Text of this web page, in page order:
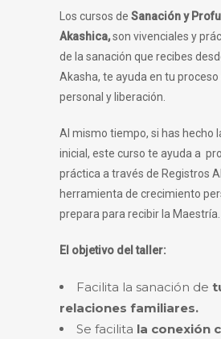
Los cursos de Sanación y
Akashica,son vivenciales y
de la sanación que recibes
Akasha, te ayuda en tu
personal y liberación.
Al mismo tiempo, si has hecho
inicial, este curso te ayuda a
práctica a través de Registros
herramienta de crecimiento
prepara para recibir la Maestría.
El objetivo del taller:
Facilita la sanación de
relaciones familiares.
Se facilita la conexión